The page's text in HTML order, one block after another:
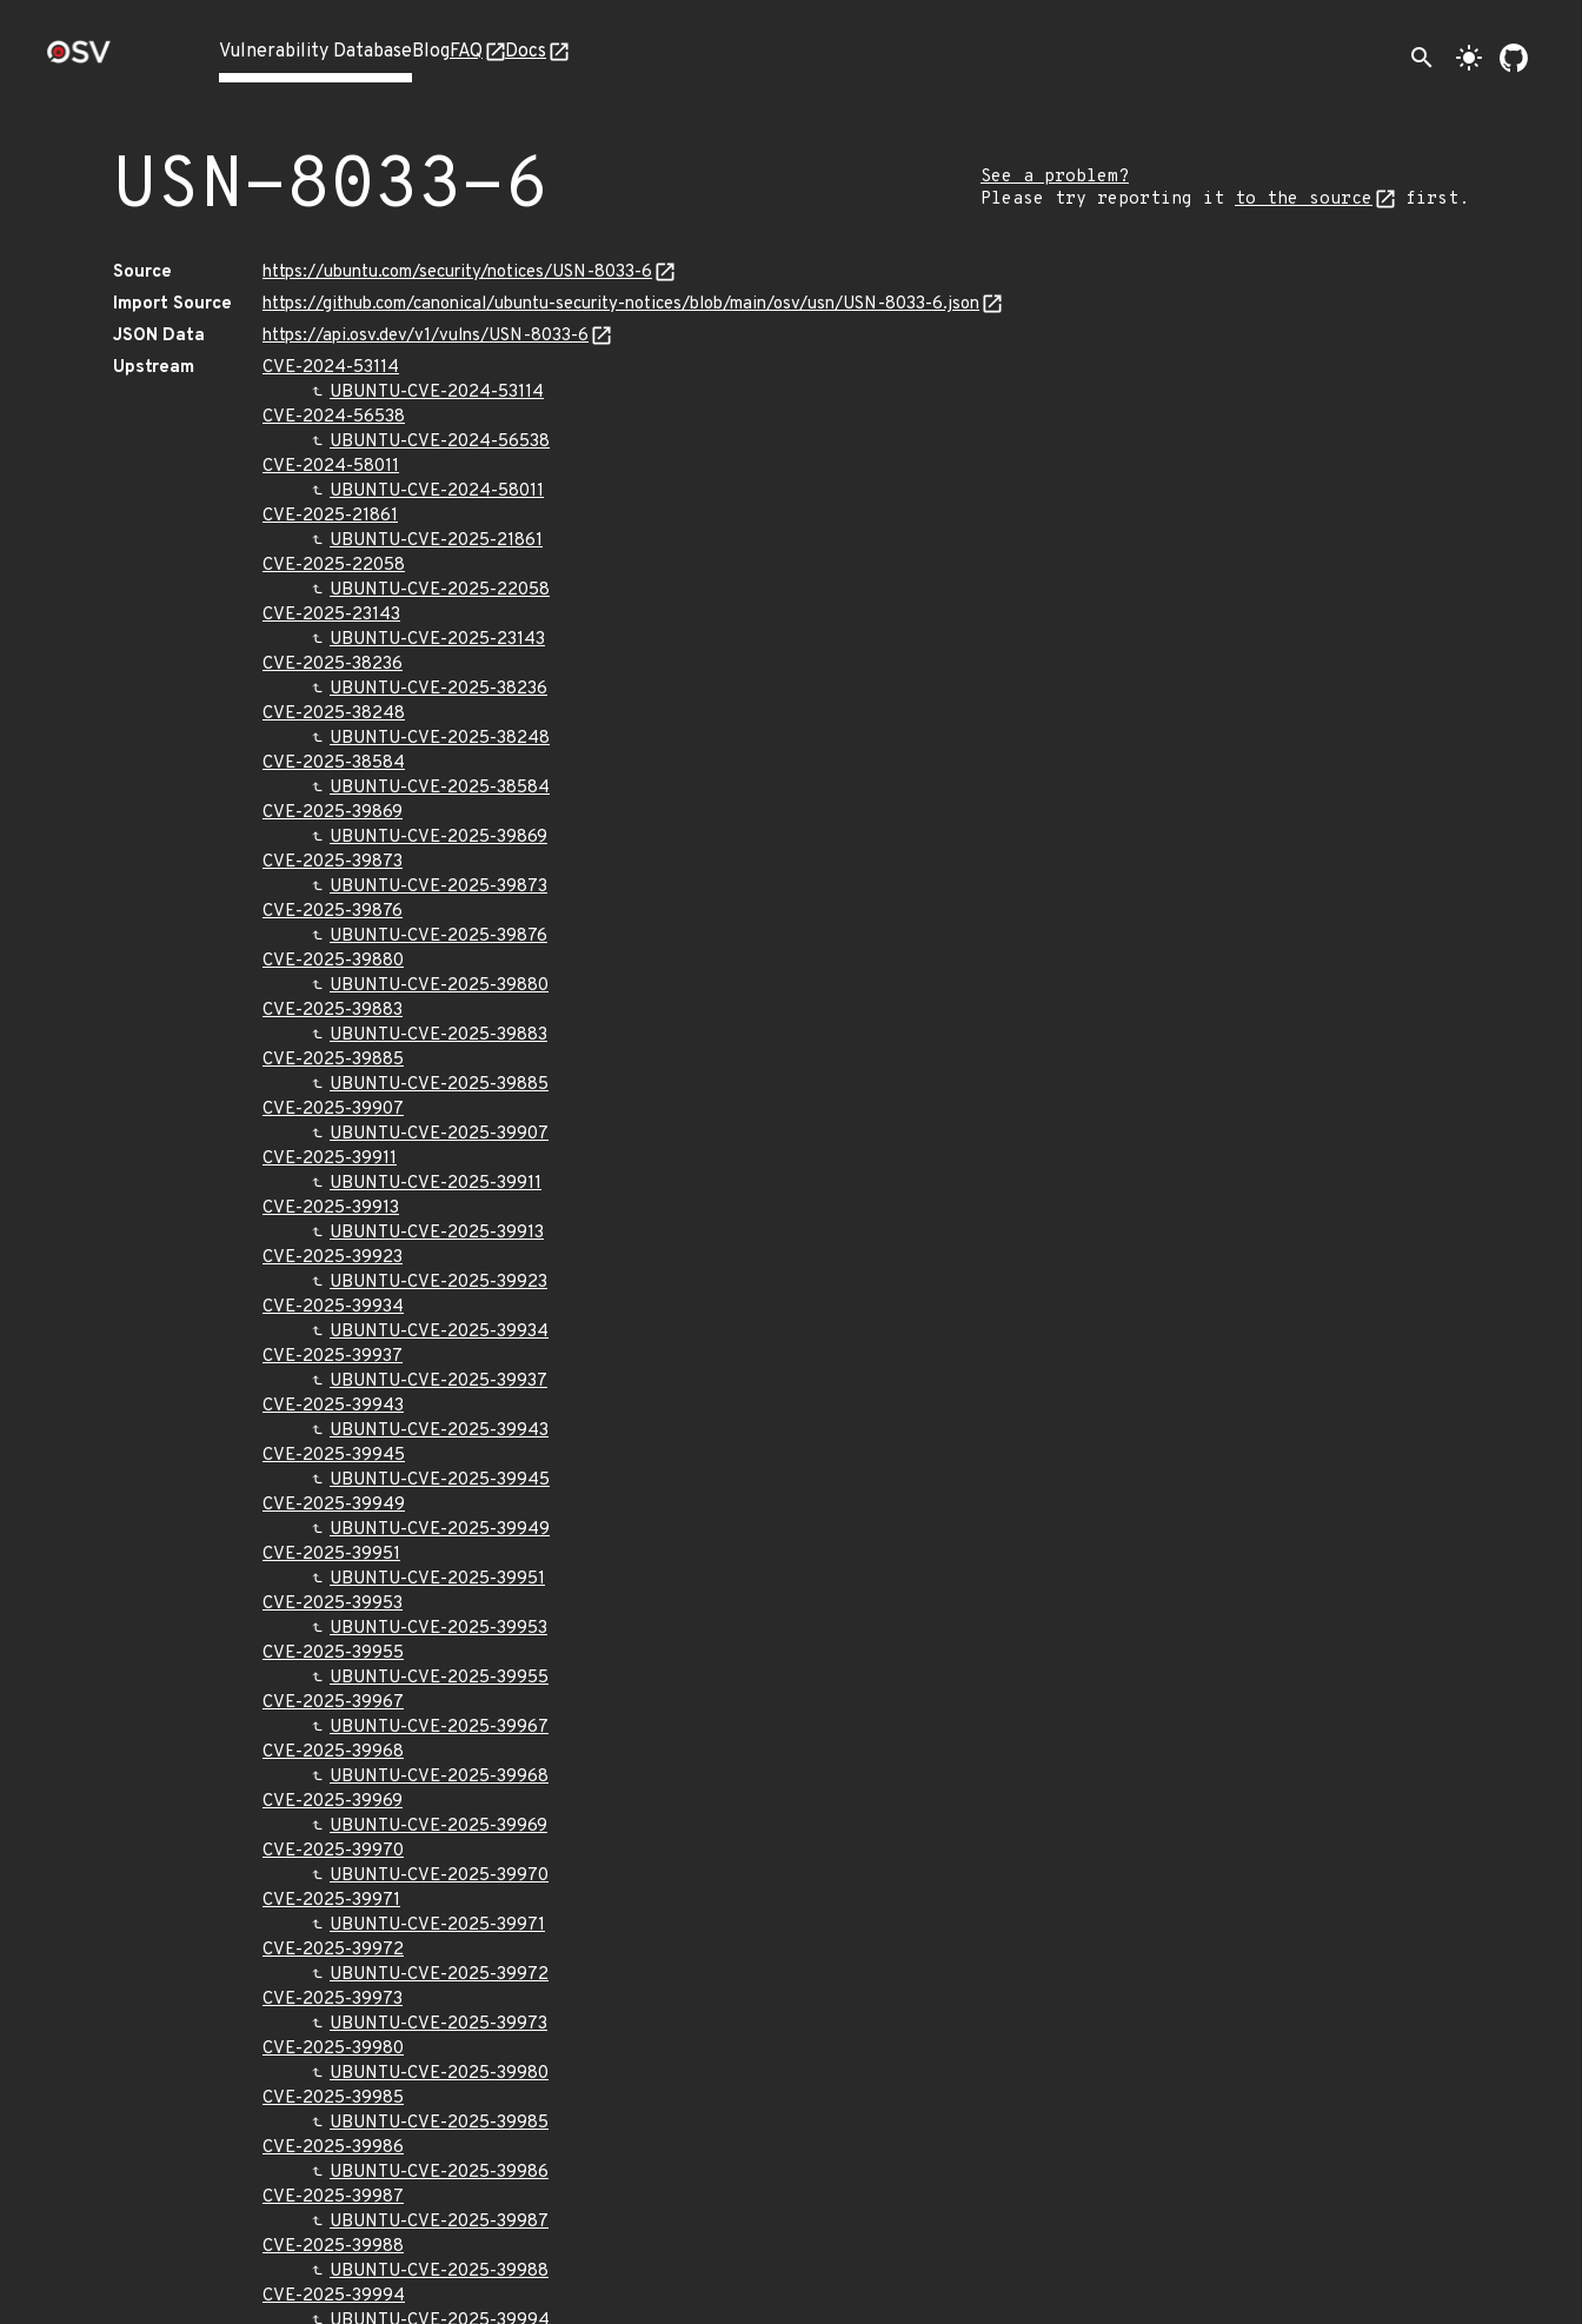
Vulnerability DatabaseBlogFAQ Docs search light_mode
USN-8033-6
See a problem?
Please try reporting it to the source first.
Source
https://ubuntu.com/security/notices/USN-8033-6
Import Source
https://github.com/canonical/ubuntu-security-notices/blob/main/osv/usn/USN-8033-6.json
JSON Data
https://api.osv.dev/v1/vulns/USN-8033-6
Upstream
CVE-2024-53114
UBUNTU-CVE-2024-53114
CVE-2024-56538
UBUNTU-CVE-2024-56538
CVE-2024-58011
UBUNTU-CVE-2024-58011
CVE-2025-21861
UBUNTU-CVE-2025-21861
CVE-2025-22058
UBUNTU-CVE-2025-22058
CVE-2025-23143
UBUNTU-CVE-2025-23143
CVE-2025-38236
UBUNTU-CVE-2025-38236
CVE-2025-38248
UBUNTU-CVE-2025-38248
CVE-2025-38584
UBUNTU-CVE-2025-38584
CVE-2025-39869
UBUNTU-CVE-2025-39869
CVE-2025-39873
UBUNTU-CVE-2025-39873
CVE-2025-39876
UBUNTU-CVE-2025-39876
CVE-2025-39880
UBUNTU-CVE-2025-39880
CVE-2025-39883
UBUNTU-CVE-2025-39883
CVE-2025-39885
UBUNTU-CVE-2025-39885
CVE-2025-39907
UBUNTU-CVE-2025-39907
CVE-2025-39911
UBUNTU-CVE-2025-39911
CVE-2025-39913
UBUNTU-CVE-2025-39913
CVE-2025-39923
UBUNTU-CVE-2025-39923
CVE-2025-39934
UBUNTU-CVE-2025-39934
CVE-2025-39937
UBUNTU-CVE-2025-39937
CVE-2025-39943
UBUNTU-CVE-2025-39943
CVE-2025-39945
UBUNTU-CVE-2025-39945
CVE-2025-39949
UBUNTU-CVE-2025-39949
CVE-2025-39951
UBUNTU-CVE-2025-39951
CVE-2025-39953
UBUNTU-CVE-2025-39953
CVE-2025-39955
UBUNTU-CVE-2025-39955
CVE-2025-39967
UBUNTU-CVE-2025-39967
CVE-2025-39968
UBUNTU-CVE-2025-39968
CVE-2025-39969
UBUNTU-CVE-2025-39969
CVE-2025-39970
UBUNTU-CVE-2025-39970
CVE-2025-39971
UBUNTU-CVE-2025-39971
CVE-2025-39972
UBUNTU-CVE-2025-39972
CVE-2025-39973
UBUNTU-CVE-2025-39973
CVE-2025-39980
UBUNTU-CVE-2025-39980
CVE-2025-39985
UBUNTU-CVE-2025-39985
CVE-2025-39986
UBUNTU-CVE-2025-39986
CVE-2025-39987
UBUNTU-CVE-2025-39987
CVE-2025-39988
UBUNTU-CVE-2025-39988
CVE-2025-39994